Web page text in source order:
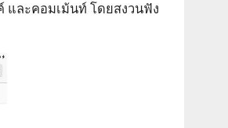
และคอมเม้นท์ โดยสงวนฟัง